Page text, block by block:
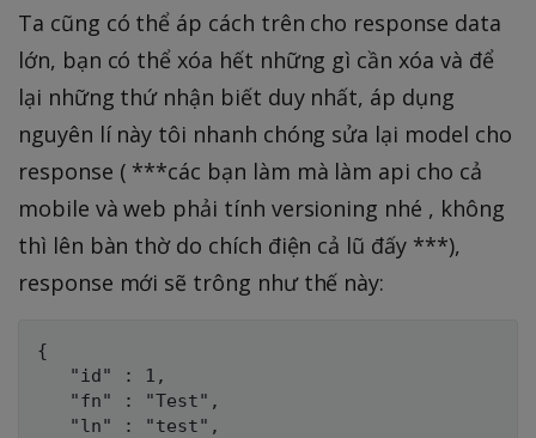
Ta cũng có thể áp cách trên cho response data
lớn, bạn có thể xóa hết những gì cần xóa và để
lại những thứ nhận biết duy nhất, áp dụng
nguyên lí này tôi nhanh chóng sửa lại model cho
response ( ***các bạn làm mà làm api cho cả
mobile và web phải tính versioning nhé , không
thì lên bàn thờ do chích điện cả lũ đấy ***),
response mới sẽ trông như thế này:
{
   "id" : 1,
   "fn" : "Test",
   "ln" : "test",